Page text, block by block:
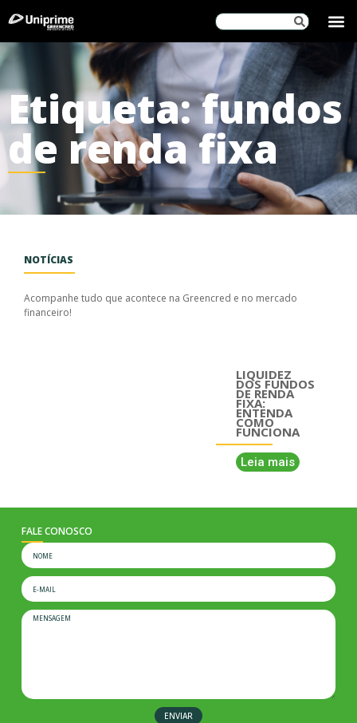
Etiqueta: fundos
de renda fixa
NOTÍCIAS
Acompanhe tudo que acontece na Greencred e no mercado
financeiro!
LIQUIDEZ
DOS FUNDOS
DE RENDA
FIXA:
ENTENDA
COMO
FUNCIONA
Leia mais
FALE CONOSCO
ENVIAR